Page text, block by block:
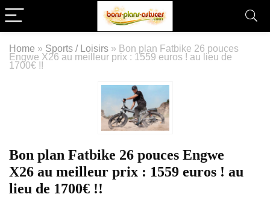
Home » Sports / Loisirs » Bon plan Fatbike 26 pouces
Engwe X26 au meilleur prix : 1559 euros ! au lieu de
1700€ !!
Bon plan Fatbike 26 pouces Engwe
X26 au meilleur prix : 1559 euros ! au
lieu de 1700€ !!